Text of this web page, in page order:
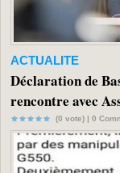
ACTUALITE
Déclaration de
rencontre avec
(0 vote) | 0